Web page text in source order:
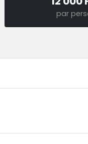
par